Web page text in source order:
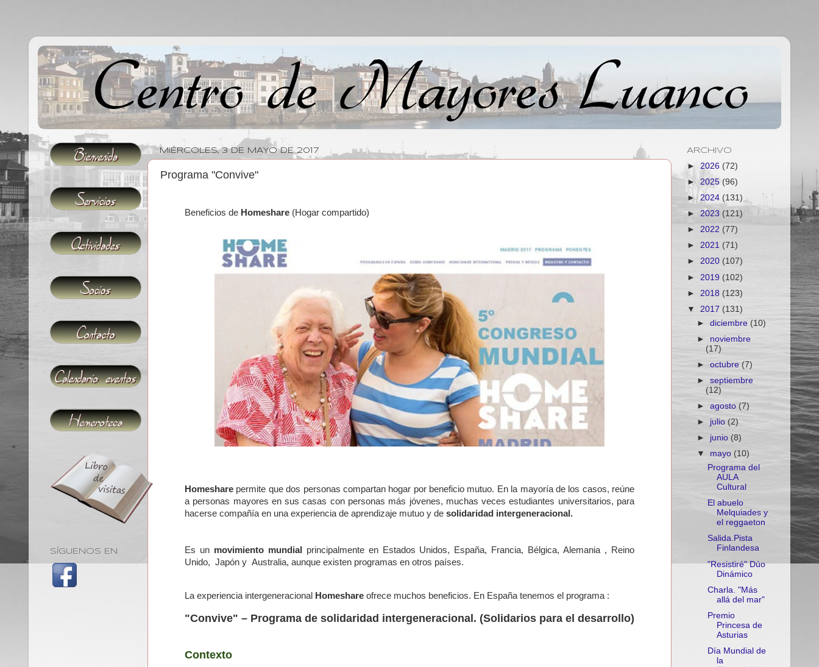
MIÉRCOLES, 3 DE MAYO DE 2017
Programa "Convive"
Beneficios de Homeshare (Hogar compartido)
Homeshare permite que dos personas compartan hogar por beneficio mutuo. En la mayoría de los casos, reúne
a personas mayores en sus casas con personas más jóvenes, muchas veces estudiantes universitarios, para
hacerse compañía en una experiencia de aprendizaje mutuo y de solidaridad intergeneracional.
Es unmovimiento mundial principalmente en Estados Unidos, España, Francia, Bélgica, Alemania , Reino
Unido, Japón y Australia, aunque existen programas en otros países.
La experiencia intergeneracional Homeshare ofrece muchos beneficios. En España tenemos el programa :
"Convive" – Programa de solidaridad intergeneracional. (Solidarios para el desarrollo)
Contexto
SÍGUENOS EN
ARCHIVO
► 2026 (72)
► 2025 (96)
► 2024 (131)
► 2023 (121)
► 2022 (77)
► 2021 (71)
► 2020 (107)
► 2019 (102)
► 2018 (123)
▼ 2017 (131)
►diciembre (10)
► noviembre
(17)
►octubre (7)
►septiembre
(12)
►agosto (7)
► julio(2)
► junio (8)
▼ mayo (10)
Programa del
AULA
Cultural
El abuelo
Melquiades y
el reggaeton
Salida.Pista
Finlandesa
"Resistiré" Dúo
Dinámico
Charla. "Más
allá del mar"
Premio
Princesa de
Asturias
Día Mundial de
la